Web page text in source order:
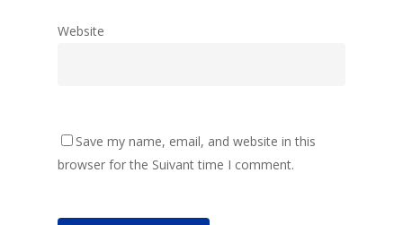
Website
Save my name, email, and website in this
browser for the Suivant time I comment.